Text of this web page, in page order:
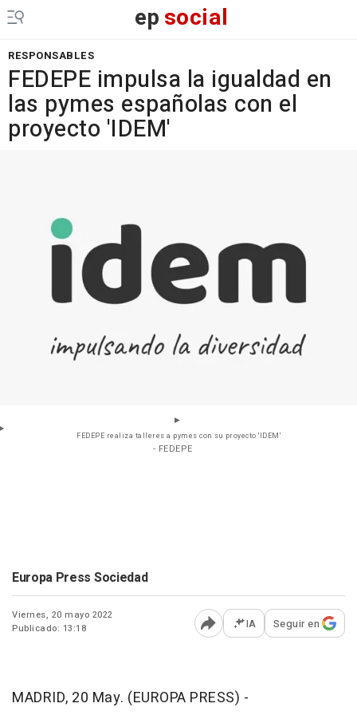
epsocial
RESPONSABLES
FEDEPE impulsa la igualdad en
las pymes españolas con el
proyecto 'IDEM'
FEDEPE realiza talleres a pymes con su proyecto 'IDEM'
- FEDEPE
Europa Press Sociedad
Viernes, 20 mayo 2022
Publicado: 13:18
Abrir opciones para
IA Seguir en
MADRID, 20 May. (EUROPA PRESS) -